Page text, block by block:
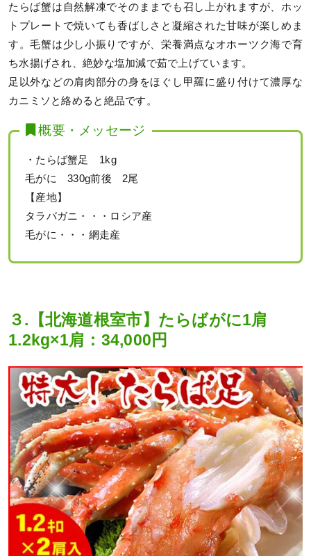
たらば蟹は自然解凍でそのままでも召し上がれますが、ホッ
トプレートで焼いても香ばしさと凝縮された甘味が楽しめま
す。毛蟹は少し小振りですが、栄養満点なオホーツク海で育
ち水揚げされ、絶妙な塩加減で茹で上げています。
足以外などの肩肉部分の身をほぐし甲羅に盛り付けて濃厚な
カニミソと絡めると絶品です。
概要・メッセージ
・たらば蟹足 1kg
毛がに 330g前後 2尾
【産地】
タラバガニ・・・ロシア産
毛がに・・・網走産
３.【北海道根室市】たらばがに1肩
1.2kg×1肩：34,000円